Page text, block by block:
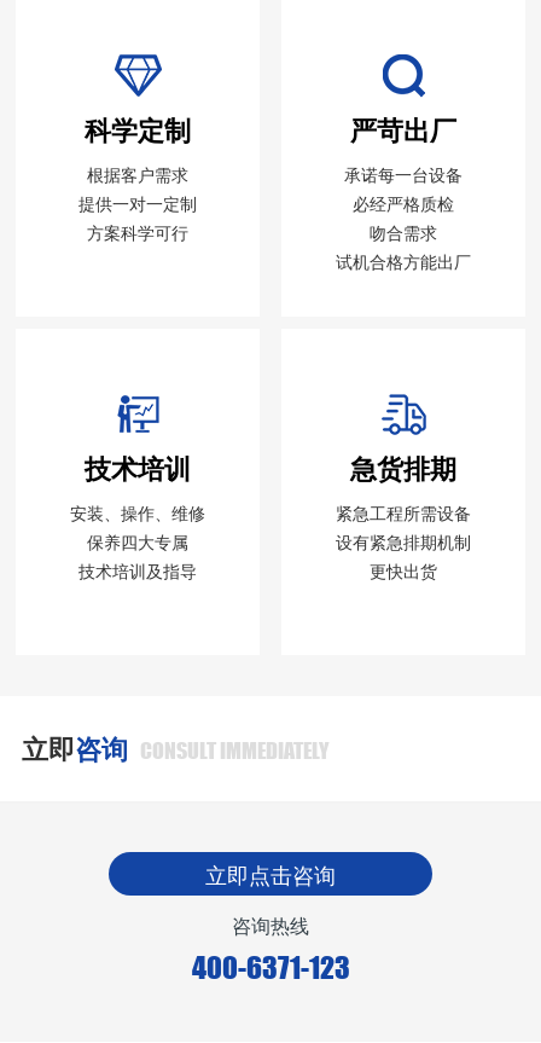
科学定制
根据客户需求
提供一对一定制
方案科学可行
严苛出厂
承诺每一台设备
必经严格质检
吻合需求
试机合格方能出厂
技术培训
安装、操作、维修
保养四大专属
技术培训及指导
急货排期
紧急工程所需设备
设有紧急排期机制
更快出货
立即咨询 CONSULT IMMEDIATELY
立即点击咨询
咨询热线
400-6371-123